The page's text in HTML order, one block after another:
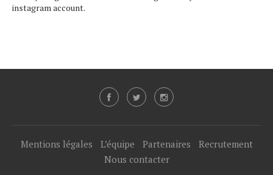
instagram account.
Mentions légales L’équipe Partenaires
Recrutement
Nous contacter